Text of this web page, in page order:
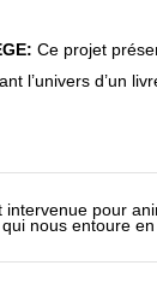
Ce projet
l’univers d’un
intervenue pour
nous entoure en